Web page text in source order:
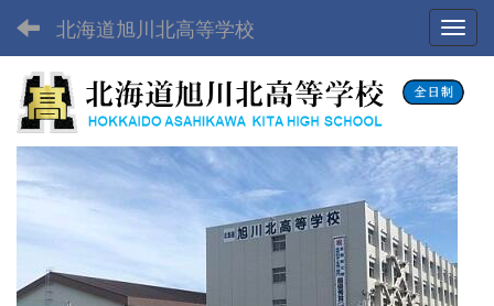
北海道旭川北高等学校